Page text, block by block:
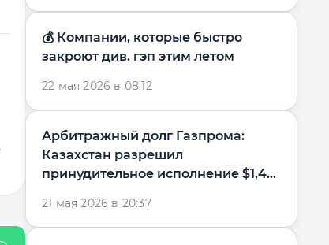
💰 Компании, которые быстро
закроют див. гэп этим летом
22 мая 2026 в 08:12
Арбитражный долг Газпрома:
Казахстан разрешил
принудительное исполнение $1,4
21 мая 2026 в 20:37